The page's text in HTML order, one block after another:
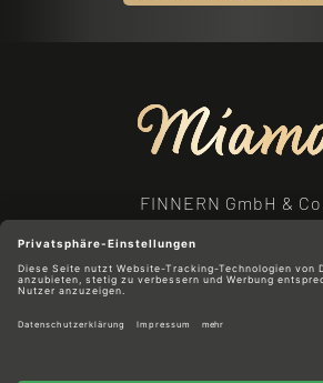
FINNERN GmbH &
Bahnhofstraße 11
27283 Verden
Telefon: +49 42 31 / 92